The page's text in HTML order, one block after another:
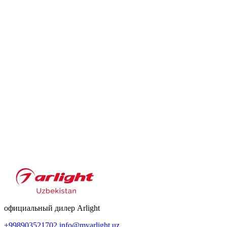
официальный дилер Arlight
+998903521702 info@myarlight.uz